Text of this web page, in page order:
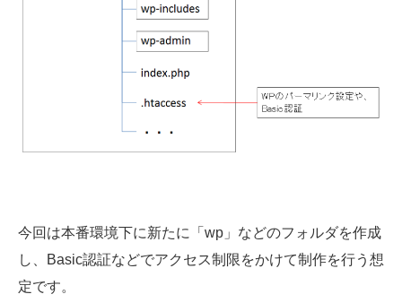
今回は本番環境下に新たに「wp」などのフォルダを作成
し、Basic認証などでアクセス制限をかけて制作を行う想
定です。